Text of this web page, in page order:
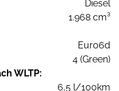
Diesel
1.968 cm³
Euro6d
4 (Green)
WLTP:
6,5 l/100km